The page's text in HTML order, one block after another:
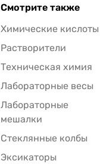
Смотрите также
Химические кислоты
Растворители
Техническая химия
Лабораторные весы
Лабораторные
мешалки
Стеклянные колбы
Эксикаторы